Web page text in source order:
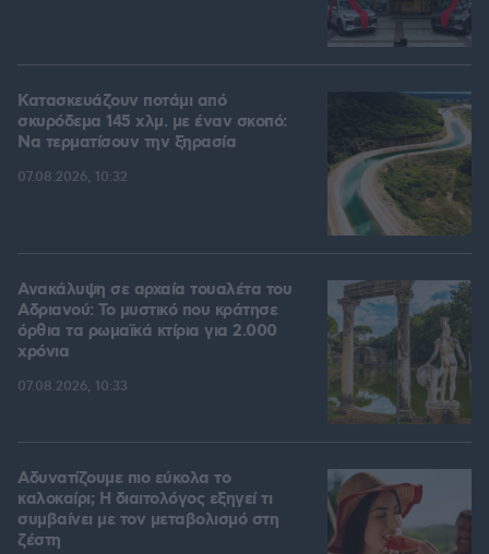
Κατασκευάζουν ποτάμι από
σκυρόδεμα 145 χλμ. με έναν σκοπό:
Να τερματίσουν την ξηρασία
07.08.2026, 10:32
Ανακάλυψη σε αρχαία τουαλέτα του
Αδριανού: Το μυστικό που κράτησε
όρθια τα ρωμαϊκά κτίρια για 2.000
χρόνια
07.08.2026, 10:33
Αδυνατίζουμε πιο εύκολα το
καλοκαίρι; Η διαιτολόγος εξηγεί τι
συμβαίνει με τον μεταβολισμό στη
ζέστη